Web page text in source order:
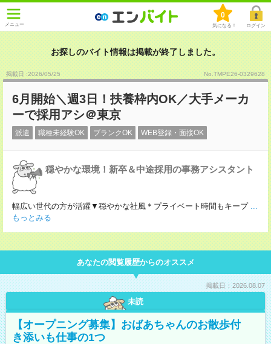
メニュー
0
気になる！ ログイン
お探しのバイト情報は掲載が終了しました。
掲載日 :2026/05/25 No.TMPE26-0329628
6月開始＼週3日！扶養枠内OK／大手メーカ
ーで採用アシ＠東京
派遣 職種未経験OK ブランクOK WEB登録・面接OK
穏やかな環境！新卒＆中途採用の事務アシスタント
幅広い世代の方が活躍▼穏やかな社風＊プライベート時間もキープ ...
もっとみる
あなたの閲覧履歴からのオススメ
掲載日：2026.08.07
未読
【オープニング募集】おばあちゃんのお散歩付
き添いも仕事の1つ